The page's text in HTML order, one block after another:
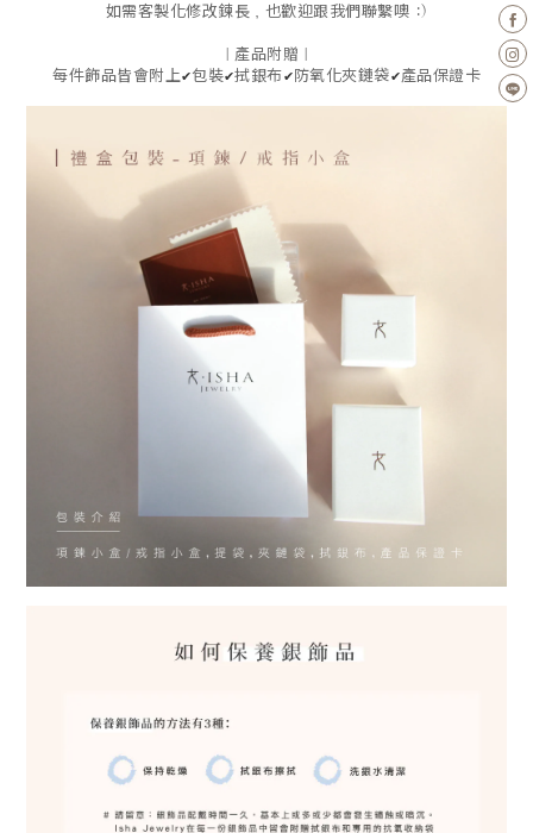
如需客製化修改鍊長，也歡迎跟我們聯繫噢 :)
｜產品附贈｜
每件飾品皆會附上✔包裝✔拭銀布✔ 防氧化夾鏈袋✔產品保證卡